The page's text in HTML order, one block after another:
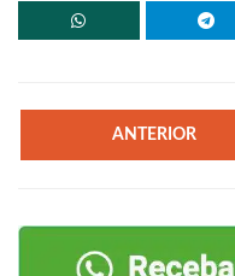
ANTERIOR